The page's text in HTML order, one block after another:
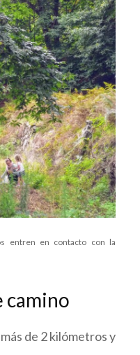
entren en contacto con la
camino
de 2 kilómetros y